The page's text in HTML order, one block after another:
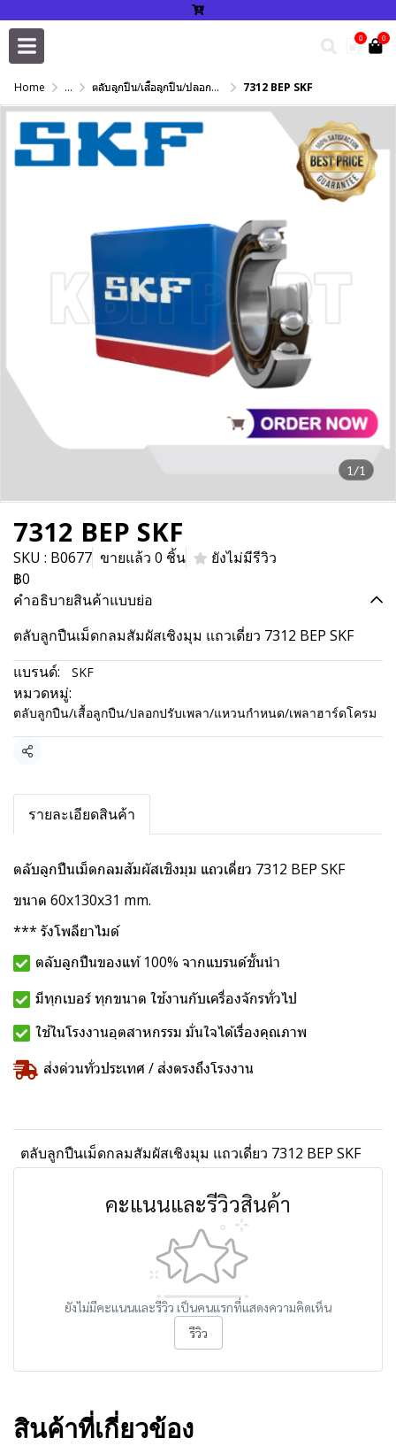
0 0
Home ... ตลับลูกปืน/เสื้อลูกปืน/ปลอกปรับเพลา/แหวนกำหนด/เพลาฮาร์ดโครม 7312 BEP SKF
1/1
7312 BEP SKF
SKU : B0677 ขายแล้ว 0 ชิ้น
ยังไม่มีรีวิว
฿0
คำอธิบายสินค้าแบบย่อ
ตลับลูกปืนเม็ดกลมสัมผัสเชิงมุม แถวเดี่ยว 7312 BEP SKF
แบรนด์:
SKF
หมวดหมู่:
ตลับลูกปืน/เสื้อลูกปืน/ปลอกปรับเพลา/แหวนกำหนด/เพลาฮาร์ดโครม
แชร์
รายละเอียดสินค้า
ตลับลูกปืนเม็ดกลมสัมผัสเชิงมุม แถวเดี่ยว 7312 BEP SKF
ขนาด 60x130x31 mm.
*** รังโพลียาไมด์
ตลับลูกปืนของแท้ 100% จากแบรนด์ชั้นนำ
มีทุกเบอร์ ทุกขนาด ใช้งานกับเครื่องจักรทั่วไป
ใช้ในโรงงานอุตสาหกรรม มั่นใจได้เรื่องคุณภาพ
ส่งด่วนทั่วประเทศ / ส่งตรงถึงโรงงาน
ตลับลูกปืนเม็ดกลมสัมผัสเชิงมุม แถวเดี่ยว 7312 BEP SKF
คะแนนและรีวิวสินค้า
ยังไม่มีคะแนนและรีวิว เป็นคนแรกที่แสดงความคิดเห็น
รีวิว
สินค้าที่เกี่ยวข้อง